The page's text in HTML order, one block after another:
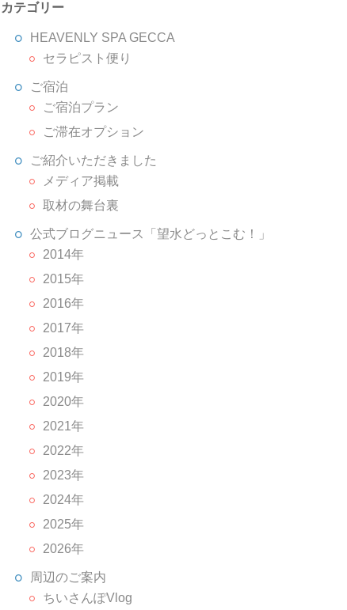
カテゴリー
HEAVENLY SPA GECCA
セラピスト便り
ご宿泊
ご宿泊プラン
ご滞在オプション
ご紹介いただきました
メディア掲載
取材の舞台裏
公式ブログニュース「望水どっとこむ！」
2014年
2015年
2016年
2017年
2018年
2019年
2020年
2021年
2022年
2023年
2024年
2025年
2026年
周辺のご案内
ちいさんぽVlog